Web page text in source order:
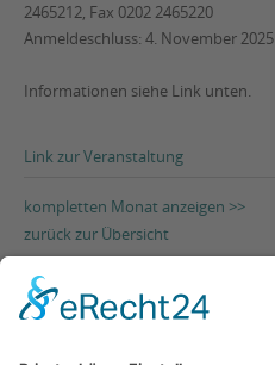
2465212, Fax 0202 2465220
Anmeldeschluss: 4. November 2025
Informationen siehe Link unten.
Link zur Veranstaltung
kompletten Monat anzeigen >>
zurück zur Übersicht